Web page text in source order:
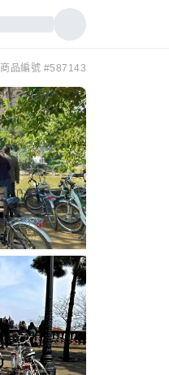
商品編號 #587143